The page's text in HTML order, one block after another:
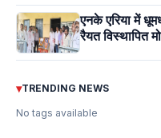
एनके एरिया में
रैयत विस्थापित
▾TRENDING NEWS
No tags available